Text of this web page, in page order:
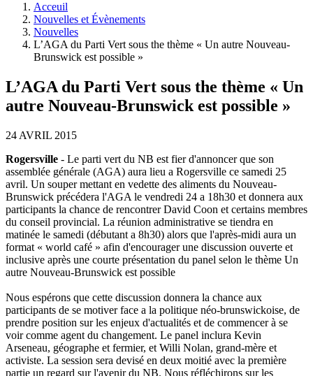
Acceuil
Nouvelles et Évènements
Nouvelles
L’AGA du Parti Vert sous the thème « Un autre Nouveau-
Brunswick est possible »
L’AGA du Parti Vert sous the thème « Un
autre Nouveau-Brunswick est possible »
24 AVRIL 2015
Rogersville - Le parti vert du NB est fier d'annoncer que son
assemblée générale (AGA) aura lieu a Rogersville ce samedi 25
avril. Un souper mettant en vedette des aliments du Nouveau-
Brunswick précédera l'AGA le vendredi 24 a 18h30 et donnera aux
participants la chance de rencontrer David Coon et certains membres
du conseil provincial. La réunion administrative se tiendra en
matinée le samedi (débutant a 8h30) alors que l'après-midi aura un
format « world café » afin d'encourager une discussion ouverte et
inclusive après une courte présentation du panel selon le thème Un
autre Nouveau-Brunswick est possible
Nous espérons que cette discussion donnera la chance aux
participants de se motiver face a la politique néo-brunswickoise, de
prendre position sur les enjeux d'actualités et de commencer à se
voir comme agent du changement. Le panel inclura Kevin
Arseneau, géographe et fermier, et Willi Nolan, grand-mère et
activiste. La session sera devisé en deux moitié avec la première
partie un regard sur l'avenir du NB. Nous réfléchirons sur les